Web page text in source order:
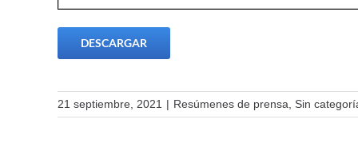
DESCARGAR
21 septiembre, 2021 | Resúmenes de prensa Sin